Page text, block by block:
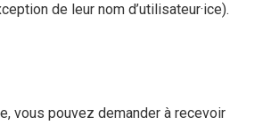
de leur nom d’utilisateur·ice).
vous pouvez demander à recevoir